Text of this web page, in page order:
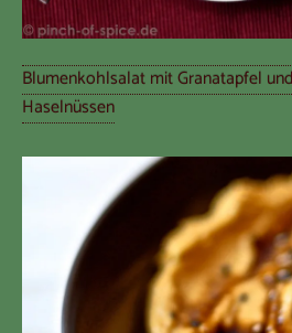
Blumenkohlsalat mit Granatapfel
Haselnüssen